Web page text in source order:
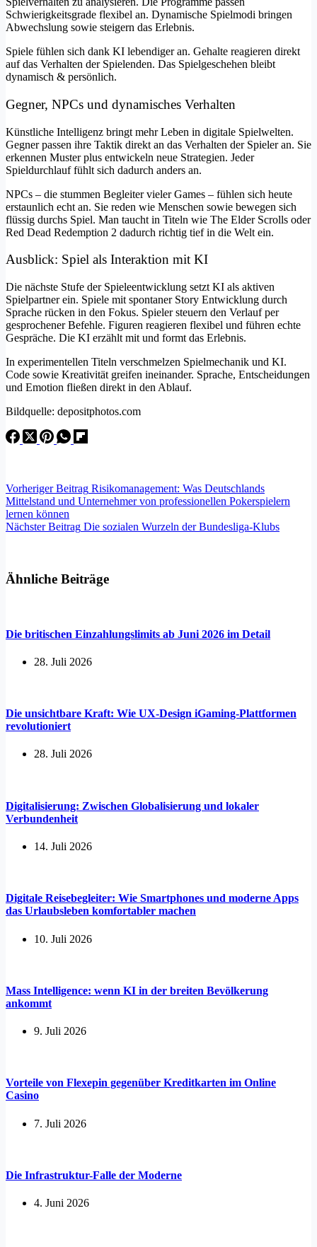
Schwierigkeitsgrade flexibel an. Dynamische Spielmodi bringen
Abwechslung sowie steigern das Erlebnis.
Spiele fühlen sich dank KI lebendiger an. Gehalte reagieren direkt
auf das Verhalten der Spielenden. Das Spielgeschehen bleibt
dynamisch & persönlich.
Gegner, NPCs und dynamisches Verhalten
Künstliche Intelligenz bringt mehr Leben in digitale Spielwelten.
Gegner passen ihre Taktik direkt an das Verhalten der Spieler an. Sie
erkennen Muster plus entwickeln neue Strategien. Jeder
Spieldurchlauf fühlt sich dadurch anders an.
NPCs – die stummen Begleiter vieler Games – fühlen sich heute
erstaunlich echt an. Sie reden wie Menschen sowie bewegen sich
flüssig durchs Spiel. Man taucht in Titeln wie The Elder Scrolls oder
Red Dead Redemption 2 dadurch richtig tief in die Welt ein.
Ausblick: Spiel als Interaktion mit KI
Die nächste Stufe der Spieleentwicklung setzt KI als aktiven
Spielpartner ein. Spiele mit spontaner Story Entwicklung durch
Sprache rücken in den Fokus. Spieler steuern den Verlauf per
gesprochener Befehle. Figuren reagieren flexibel und führen echte
Gespräche. Die KI erzählt mit und formt das Erlebnis.
In experimentellen Titeln verschmelzen Spielmechanik und KI.
Code sowie Kreativität greifen ineinander. Sprache, Entscheidungen
und Emotion fließen direkt in den Ablauf.
Bildquelle: depositphotos.com
VorherigerBeitrag Risikomanagement: Was Deutschlands
Mittelstand und Unternehmer von professionellen Pokerspielern
lernen können
NächsterBeitrag Die sozialen Wurzeln der Bundesliga-Klubs
Ähnliche Beiträge
Die britischen Einzahlungslimits ab Juni 2026 im Detail
28. Juli 2026
Die unsichtbare Kraft: Wie UX-Design iGaming-Plattformen
revolutioniert
28. Juli 2026
Digitalisierung: Zwischen Globalisierung und lokaler
Verbundenheit
14. Juli 2026
Digitale Reisebegleiter: Wie Smartphones und moderne Apps
das Urlaubsleben komfortabler machen
10. Juli 2026
Mass Intelligence: wenn KI in der breiten Bevölkerung
ankommt
9. Juli 2026
Vorteile von Flexepin gegenüber Kreditkarten im Online
Casino
7. Juli 2026
Die Infrastruktur-Falle der Moderne
4. Juni 2026